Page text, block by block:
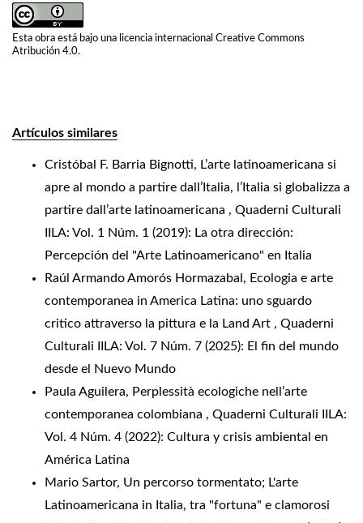
Esta obra está bajo una licencia internacional Creative Commons
Atribución 4.0.
Artículos similares
Cristóbal F. Barria Bignotti, L’arte latinoamericana si
apre al mondo a partire dall’Italia, l’Italia si globalizza a
partire dall’arte latinoamericana , Quaderni Culturali
IILA: Vol. 1 Núm. 1 (2019): La otra dirección:
Percepción del "Arte Latinoamericano" en Italia
Raúl Armando Amorós Hormazabal, Ecologia e arte
contemporanea in America Latina: uno sguardo
critico attraverso la pittura e la Land Art , Quaderni
Culturali IILA: Vol. 7 Núm. 7 (2025): El fin del mundo
desde el Nuevo Mundo
Paula Aguilera, Perplessità ecologiche nell’arte
contemporanea colombiana , Quaderni Culturali IILA:
Vol. 4 Núm. 4 (2022): Cultura y crisis ambiental en
América Latina
Mario Sartor, Un percorso tormentato; L'arte
Latinoamericana in Italia, tra "fortuna" e clamorosi